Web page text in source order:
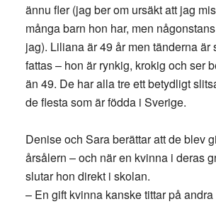
ännu fler (jag ber om ursäkt att jag
många barn hon har, men
jag). Liliana är 49 år men tänderna är
fattas – hon är rynkig, krokig och ser
än 49. De har alla tre ett betydligt
de flesta som är födda i Sverige.
Denise och Sara berättar att de blev
årsålern – och när en kvinna i deras
slutar hon direkt i skolan.
– En gift kvinna kanske tittar på